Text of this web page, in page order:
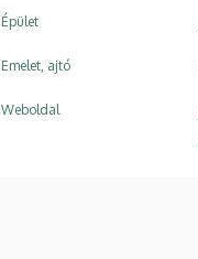
Épület
Emelet, ajtó
Weboldal